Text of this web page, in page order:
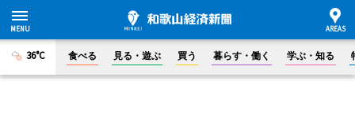
36°C 食べる 見る・遊ぶ 買う 暮らす・働く 学ぶ・知る